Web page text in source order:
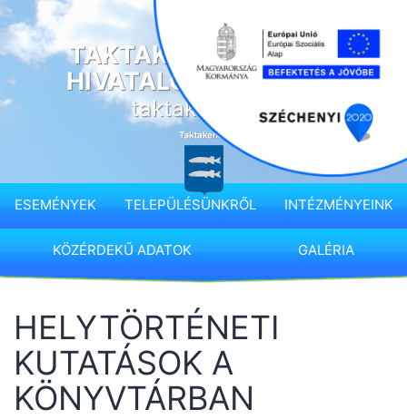
Ugrás
a
tartalomhozTAKTAKENÉZ KÖZSÉG
HIVATALOS HONLAPJA
taktakenez.hu
ESEMÉNYEK TELEPÜLÉSÜNKRŐL INTÉZMÉNYEINK
KÖZÉRDEKŰ ADATOK GALÉRIA
HELYTÖRTÉNETI
KUTATÁSOK A
KÖNYVTÁRBAN